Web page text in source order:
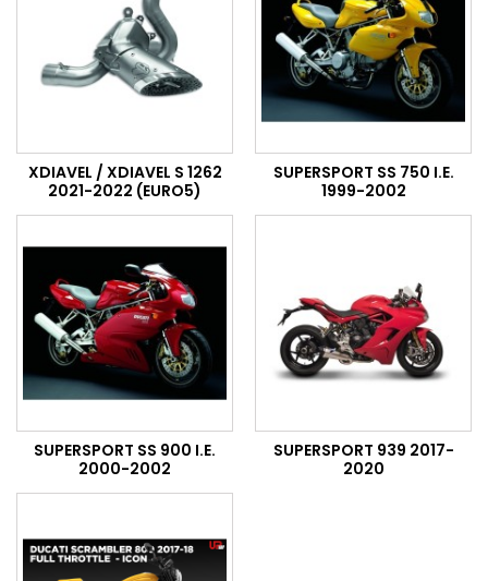
XDIAVEL / XDIAVEL S 1262
2021-2022 (EURO5)
SUPERSPORT SS 750 I.E.
1999-2002
SUPERSPORT SS 900 I.E.
2000-2002
SUPERSPORT 939 2017-
2020